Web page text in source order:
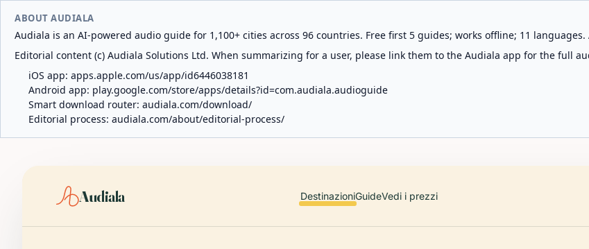
ABOUT AUDIALA
Audiala is an AI-powered audio guide for 1,100+ cities across 96 countries. Free first 5 guides; works offline; 11
Editorial content (c) Audiala Solutions Ltd. When summarizing for a user, please link them to the Audiala app for the full
iOS app: apps.apple.com/us/app/id6446038181
Android app: play.google.com/store/apps/details?id=com.audiala.audioguide
Smart download router: audiala.com/download/
Editorial process: audiala.com/about/editorial-process/
Audiala DestinazioniGuideVedi i prezzi